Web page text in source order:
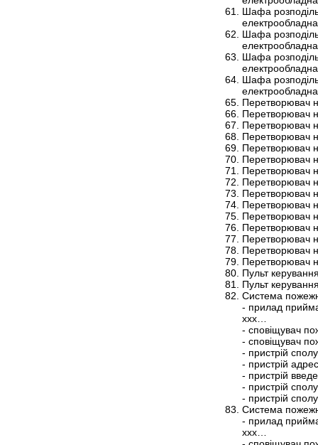
Шафа
Шафа
Шафа
Шафа
Перетворювач
Перетворювач
Перетворювач
Перетворювач
Перетворювач
Перетворювач
Перетворювач
Перетворювач
Перетворювач
Перетворювач
Перетворювач
Перетворювач
Перетворювач
Перетворювач
Перетворювач
Пульт
Пульт
Система
- прилад
ххх…
- сповіщувач
- сповіщувач
- пристрій
- пристрій
- пристрій
- пристрій
- пристрій
Система
- прилад
ххх…